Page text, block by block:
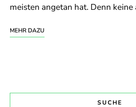
meisten angetan hat. Denn keine
MEHR DAZU
SUCHE